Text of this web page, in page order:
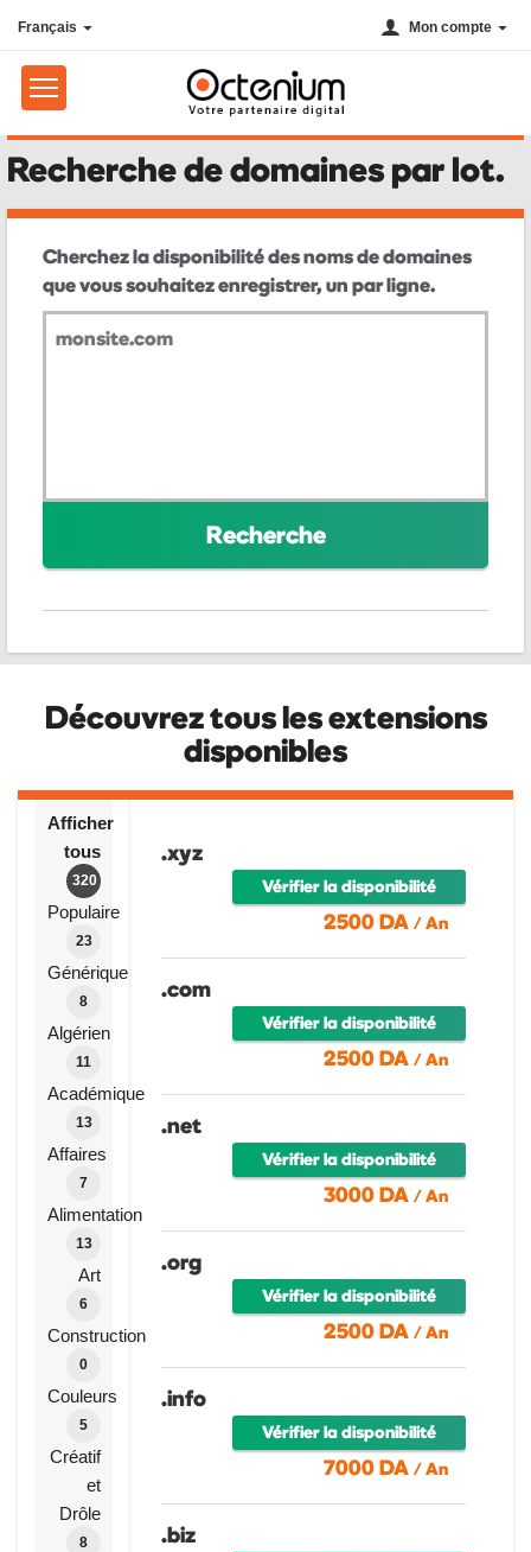
Français Mon compte
Recherche de domaines par lot.
Cherchez la disponibilité des noms de domaines
que vous souhaitez enregistrer, un par ligne.
Découvrez tous les extensions
disponibles
Afficher
tous
320
Populaire
23
Générique
8
Algérien
11
Académique
13
Affaires
7
Alimentation
13
Art
6
Construction
0
Couleurs
5
Créatif
et
Drôle
8
.xyz
Vérifier la disponibilité
2500 DA / An
.com
Vérifier la disponibilité
2500 DA / An
.net
Vérifier la disponibilité
3000 DA / An
.org
Vérifier la disponibilité
2500 DA / An
.info
Vérifier la disponibilité
7000 DA / An
.biz